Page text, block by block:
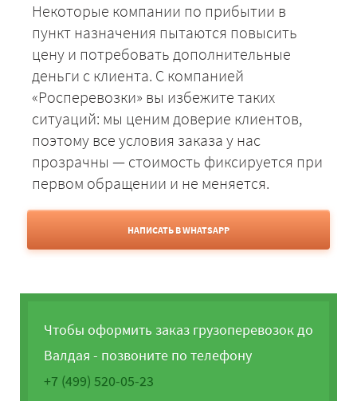
Некоторые компании по прибытии в
пункт назначения пытаются повысить
цену и потребовать дополнительные
деньги с клиента. С компанией
«Росперевозки» вы избежите таких
ситуаций: мы ценим доверие клиентов,
поэтому все условия заказа у нас
прозрачны — стоимость фиксируется при
первом обращении и не меняется.
НАПИСАТЬ В WHATSAPP
Чтобы оформить заказ грузоперевозок до
Валдая - позвоните по телефону
+7 (499) 520-05-23